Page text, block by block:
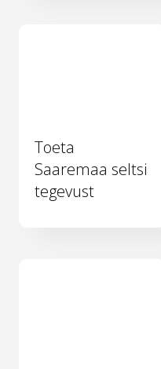
Toeta
Saaremaa seltsi
tegevust